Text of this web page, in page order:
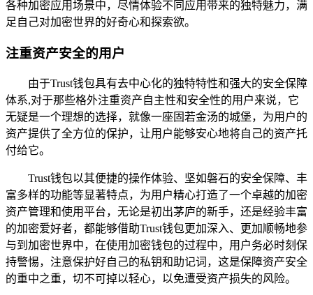
各种加密应用场景中，尽情体验不同应用带来的独特魅力，满
足自己对加密世界的好奇心和探索欲。
注重资产安全的用户
由于Trust钱包具有去中心化的独特特性和强大的安全保障
体系,对于那些格外注重资产自主性和安全性的用户来说，它
无疑是一个理想的选择，就像一座固若金汤的城堡，为用户的
资产提供了全方位的保护，让用户能够安心地将自己的资产托
付给它。
Trust钱包以其便捷的操作体验、坚如磐石的安全保障、丰
富多样的功能等显著特点，为用户精心打造了一个卓越的加密
资产管理和使用平台，无论是初出茅庐的新手，还是经验丰富
的加密爱好者，都能够借助Trust钱包更加深入、更加顺畅地参
与到加密世界中，在使用加密钱包的过程中，用户务必时刻保
持警惕，注意保护好自己的私钥和助记词，这是保障资产安全
的重中之重，切不可掉以轻心，以免遭受资产损失的风险。